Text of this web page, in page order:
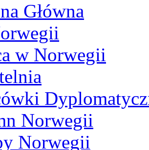
Główna
w Norwegii
Norwegii
Norwegii